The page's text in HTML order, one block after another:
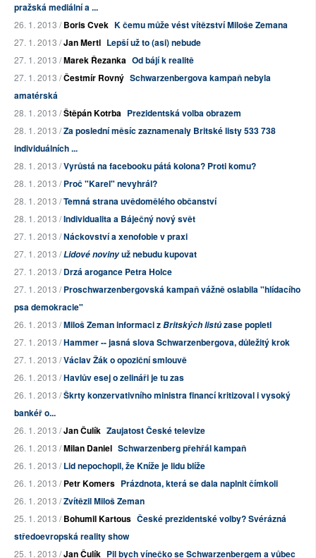
pražská mediální a ...
26. 1. 2013 /Boris Cvek K čemu může vést vítězství Miloše Zemana
27. 1. 2013 /Jan Mertl Lepší už to (asi) nebude
27. 1. 2013 /Marek Řezanka Od bájí k realitě
27. 1. 2013 /Čestmír Rovný Schwarzenbergova kampaň nebyla
amatérská
28. 1. 2013 /Štěpán Kotrba Prezidentská volba obrazem
28. 1. 2013 /Za poslední měsíc zaznamenaly Britské listy 533 738
individuálních ...
28. 1. 2013 /Vyrůstá na facebooku pátá kolona? Proti komu?
28. 1. 2013 /Proč "Karel" nevyhrál?
28. 1. 2013 /Temná strana uvědomělého občanství
28. 1. 2013 /Individualita a Báječný nový svět
27. 1. 2013 /Náckovství a xenofobie v praxi
27. 1. 2013 /Lidové novinyuž nebudu kupovat
27. 1. 2013 /Drzá arogance Petra Holce
27. 1. 2013 /Proschwarzenbergovská kampaň vážně oslabila "hlídacího
psa demokracie"
26. 1. 2013 /Miloš Zeman informaci zBritských listůzase popletl
27. 1. 2013 /Hammer -- jasná slova Schwarzenbergova, důležitý krok
27. 1. 2013 /Václav Žák o opoziční smlouvě
26. 1. 2013 /Havlův esej o zelináři je tu zas
26. 1. 2013 /Škrty konzervativního ministra financí kritizoval i vysoký
bankéř o...
26. 1. 2013 /Jan Čulík Zaujatost České televize
26. 1. 2013 /Milan Daniel Schwarzenberg přehřál kampaň
26. 1. 2013 /Lid nepochopil, že Kníže je lidu blíže
26. 1. 2013 /Petr Komers Prázdnota, která se dala naplnit čímkoli
26. 1. 2013 /Zvítězil Miloš Zeman
25. 1. 2013 /Bohumil Kartous České prezidentské volby? Svérázná
středoevropská reality show
25. 1. 2013 /Jan Čulík Pil bych vínečko se Schwarzenbergem a vůbec